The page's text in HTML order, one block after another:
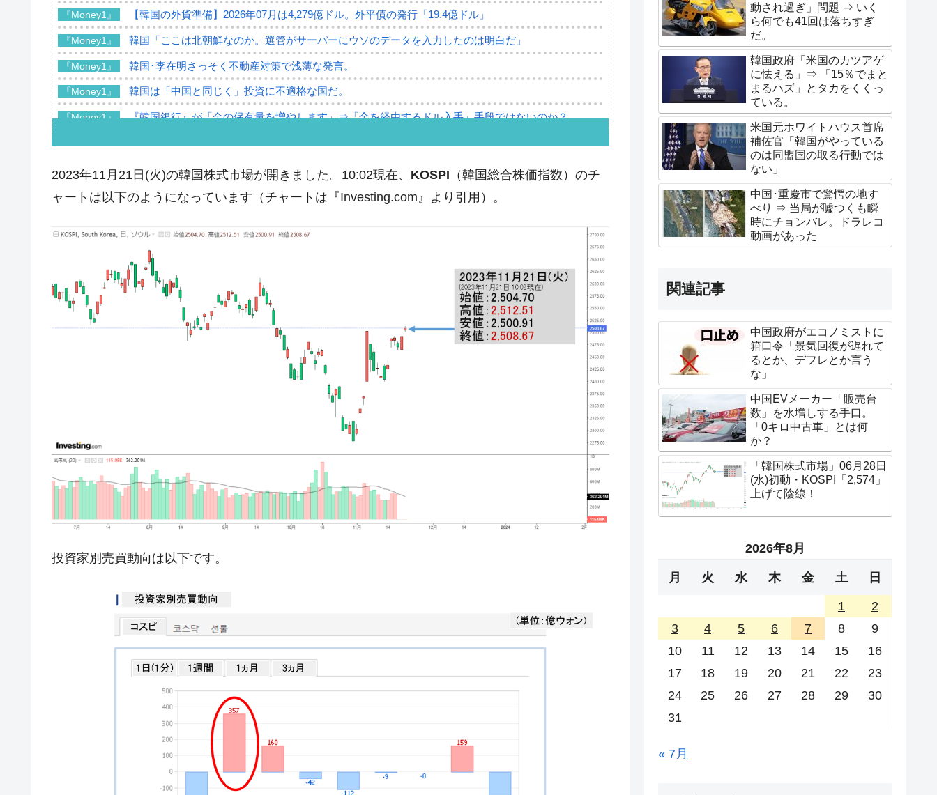
『Money1』 【韓国の外貨準備】2026年07月は4,279億ドル。外平債の発行「19.4億ドル」
『Money1』 韓国「ここは北朝鮮なのか。選管がサーバーにウソのデータを入力したのは明白だ」
『Money1』 韓国･李在明さっそく不動産対策で浅薄な発言。
『Money1』 韓国は「中国と同じく」投資に不適格な国だ。
『Money1』 『韓国銀行』が「金の保有量を増やします」⇒「金を経由するドル入手」手段ではないのか？
『Money1』 韓国･帰ってきた李在明。李在明を支持しない「50.5％」に上昇
『Money1』
韓国大統領府ボンクラ政策室長が告発された ⇒ 国家が行った恐るべき株価操作であり、空前の国政
『Money1』 韓国･警察職員が「丸刈りになって抗議活動」
中国だけが鉄鋼輸出を異常増加させる ⇒ 中国の過剰生産が世界を蝕む。
『Money1』 韓国製造業「半導体絶好調」のウラで他業種は全般的「不調」⇒ PSIが示す現況は決して良くない。
『Money1』 【米韓激突案件】韓国消費者院が『クーパン』1人当たり賠償10万ウォンを認定 ⇒ 総額3兆7,000億
韓国で猛暑。南東部では干ばつ
韓国型イージス搭載の次世代駆逐艦「KDDX」1番艦、2032年竣工と公示
【対日本円】ウォン安が急進！ 日米の協調に韓国がいっちょがみしたのでは。
韓国政府『BYD』車への補助金を全廃 ⇒ 実は韓国で『BYD』車は売れている。6カ月で対前年同期比
『Money1』
在韓米国大使スティールが着韓！⇒ さっそく空港に詰めかけ「出て行け！」「極右勢力」のプラカー
ドを掲げる「在韓反米勢力」
韓国政府「2035年までに18.4GW規模のAIデータセンター整備」⇒ だから無理だってば。
『Money1』 JPモルガン「韓国レバレッジETFの清算はほぼ終わった」
『Money1』 韓国『国民年金公団』株価暴落で200兆蒸発。
韓国「橋が落ちました」⇒ 耐久性「なさすぎ」では。
韓国鉄鋼最大手『POSCO』ズブズブ沈む。営業利益80.2％も減少
米国下院「韓国の公務員個人をターゲットにぶん殴る法案」提出！⇒ クーパン問題は合衆国企業に対
する差別。許してはおかぬ
韓国ボンクラ政策室長･金容範、株価暴落に他人事のような発言。
韓国半導体『SKハイニックス』2026年2Qの業績「史上最高益」当期純利益は前年同期比13.4倍に。
韓国･加徳島新国際空港「またも暗礁」の危機 ⇒ 10.7兆では損が出るからできない。
【速報】韓国株式市場の暴落・本日07月29日(水)もサイドカー・サーキットブレイカーの二段コンボ
2023年11月21日(火)の韓国株式市場が開きました。10:02現在、 KOSPI （韓国総合株価指数）のチ
ャートは以下のようになっています（チャートは『Investing.com』より引用）。
投資家別売買動向は以下です。
動され過ぎ」問題 ⇒ いく
ら何でも41回は落ちすぎ
だ。
韓国政府「米国のカツアゲ
に怯える」⇒ 「15％でまと
まるハズ」とタカをくくっ
ている。
米国元ホワイトハウス首席
補佐官「韓国がやっている
のは同盟国の取る行動では
ない」
中国･重慶市で驚愕の地す
べり ⇒ 当局が嘘つくも瞬
時にチョンバレ。ドラレコ
動画があった
関連記事
中国政府がエコノミストに
箝口令「景気回復が遅れて
るとか、デフレとか言う
な」
中国EVメーカー「販売台
数」を水増しする手口。
「0キロ中古車」とは何
か？
「韓国株式市場」06月28日
(水)初動・KOSPI「2,574」
上げて陰線！
2026年8月
月 火 水 木 金 土 日
1
2
3
4 5 6 7 8
9
10
11 12 13 14 15
16
17
18 19 20 21 22
23
24
25 26 27 28 29
30
31
« 7月